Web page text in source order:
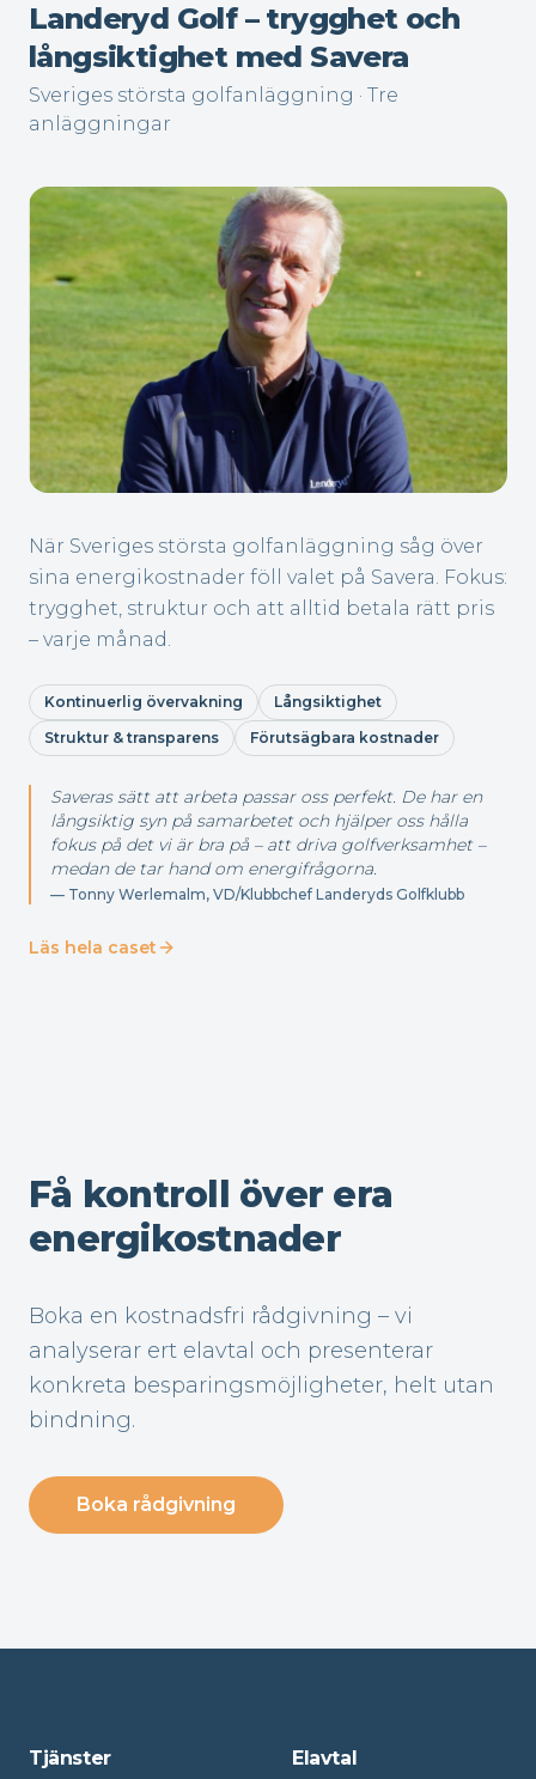
Landeryd Golf – trygghet och
långsiktighet med Savera
Sveriges största golfanläggning · Tre
anläggningar
När Sveriges största golfanläggning såg över
sina energikostnader föll valet på Savera. Fokus:
trygghet, struktur och att alltid betala rätt pris
– varje månad.
Kontinuerlig övervakning
Långsiktighet
Struktur & transparens
Förutsägbara kostnader
Saveras sätt att arbeta passar oss perfekt. De har en
långsiktig syn på samarbetet och hjälper oss hålla
fokus på det vi är bra på – att driva golfverksamhet –
medan de tar hand om energifrågorna.
— Tonny Werlemalm, VD/Klubbchef Landeryds Golfklubb
Läs hela caset
Boka en kostnadsfri rådgivning – vi
analyserar ert elavtal och presenterar
konkreta besparingsmöjligheter, helt utan
bindning.
Boka rådgivning
Få kontroll över era
energikostnader
Tjänster Elavtal